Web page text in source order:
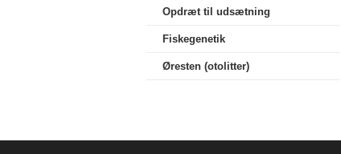
Opdræt til udsætning
Fiskegenetik
Øresten (otolitter)